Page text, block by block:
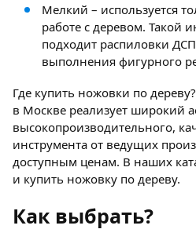
Мелкий – используется
работе с деревом. Такой
подходит распиловки
выполнения фигурного
Где купить ножовки по
в Москве реализует широкий
высокопроизводительного,
инструмента от ведущих
доступным ценам. В наших
и купить ножовку по дереву.
Как выбрать?